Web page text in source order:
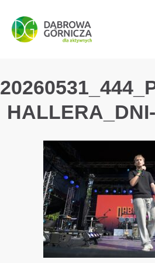
PRZEJDŹ DO MENU
PRZEJDŹ DO
PRZEJDŹ DO TREŚCI